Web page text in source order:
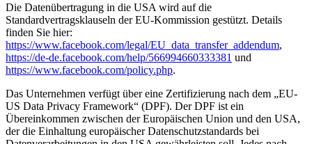
Die Datenübertragung in die USA wird auf die
Standardvertragsklauseln der EU-Kommission gestützt. Details
finden Sie hier:
https://www.facebook.com/legal/EU_data_transfer_addendum,
https://de-de.facebook.com/help/566994660333381 und
https://www.facebook.com/policy.php.
Das Unternehmen verfügt über eine Zertifizierung nach dem „EU-
US Data Privacy Framework“ (DPF). Der DPF ist ein
Übereinkommen zwischen der Europäischen Union und den USA,
der die Einhaltung europäischer Datenschutzstandards bei